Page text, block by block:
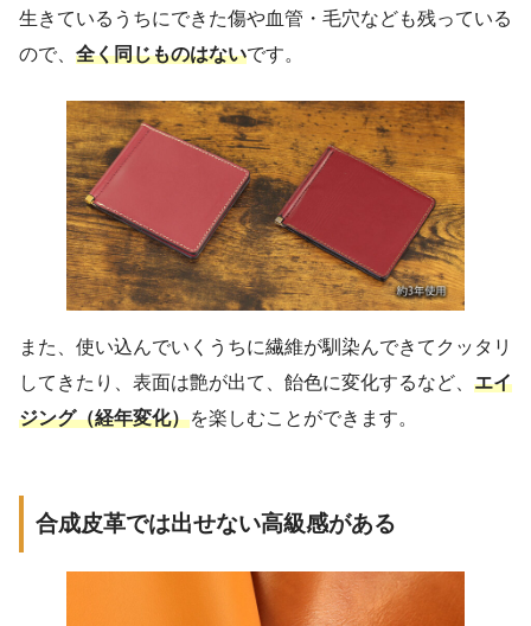
生きているうちにできた傷や血管・毛穴なども残っている
ので、 全く同じものはないです。
また、使い込んでいくうちに繊維が馴染んできてクッタリ
してきたり、表面は艶が出て、飴色に変化するなど、 エイ
ジング（経年変化）を楽しむことができます。
合成皮革では出せない高級感がある